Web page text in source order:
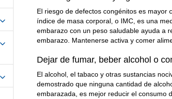
El riesgo de defectos congénitos es
índice de masa corporal, o IMC, es una
embarazo con un peso saludable ayuda a
embarazo. Mantenerse activa y comer
Dejar de fumar, beber alcohol o
El alcohol, el tabaco y otras sustancias
demostrado que ninguna cantidad de
embarazada, es mejor reducir el consumo